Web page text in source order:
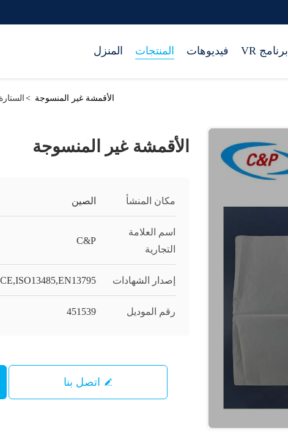
المنزل المنتجات فيديوهات برنامج VR
> الأقمشة غير المنسوجة
الأقمشة غير المنسوجة
مكان المنشأ الصين
اسم العلامة
التجارية
C&P
إصدار الشهادات CE,ISO13485,EN13795
رقم الموديل 451539
اتصل بنا